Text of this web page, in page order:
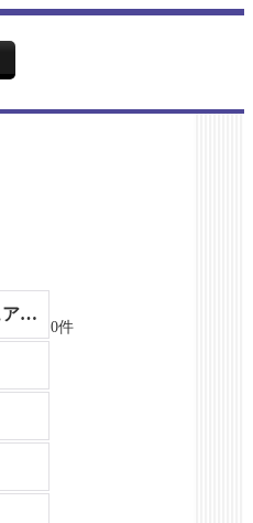
アクリルフィギュア/アクリルスタンド
0件